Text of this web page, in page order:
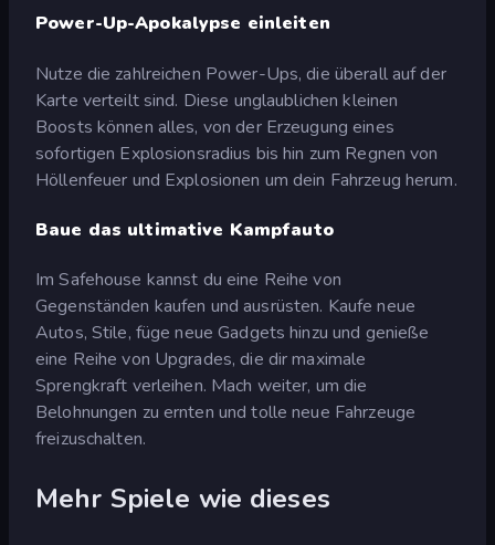
Power-Up-Apokalypse einleiten
Nutze die zahlreichen Power-Ups, die überall auf der
Karte verteilt sind. Diese unglaublichen kleinen
Boosts können alles, von der Erzeugung eines
sofortigen Explosionsradius bis hin zum Regnen von
Höllenfeuer und Explosionen um dein Fahrzeug herum.
Baue das ultimative Kampfauto
Im Safehouse kannst du eine Reihe von
Gegenständen kaufen und ausrüsten. Kaufe neue
Autos, Stile, füge neue Gadgets hinzu und genieße
eine Reihe von Upgrades, die dir maximale
Sprengkraft verleihen. Mach weiter, um die
Belohnungen zu ernten und tolle neue Fahrzeuge
freizuschalten.
Mehr Spiele wie dieses